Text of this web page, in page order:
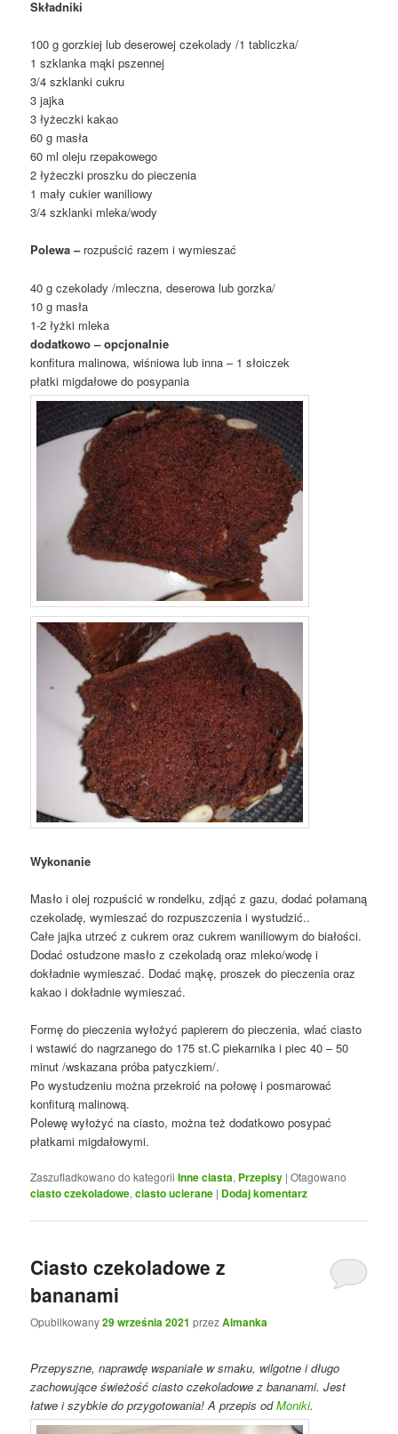
Składniki
100 g gorzkiej lub deserowej czekolady /1 tabliczka/
1 szklanka mąki pszennej
3/4 szklanki cukru
3 jajka
3 łyżeczki kakao
60 g masła
60 ml oleju rzepakowego
2 łyżeczki proszku do pieczenia
1 mały cukier waniliowy
3/4 szklanki mleka/wody
Polewa – rozpuścić razem i wymieszać
40 g czekolady /mleczna, deserowa lub gorzka/
10 g masła
1-2 łyżki mleka
dodatkowo – opcjonalnie
konfitura malinowa, wiśniowa lub inna – 1 słoiczek
płatki migdałowe do posypania
Wykonanie
Masło i olej rozpuścić w rondelku, zdjąć z gazu, dodać połamaną
czekoladę, wymieszać do rozpuszczenia i wystudzić..
Całe jajka utrzeć z cukrem oraz cukrem waniliowym do białości.
Dodać ostudzone masło z czekoladą oraz mleko/wodę i
dokładnie wymieszać. Dodać mąkę, proszek do pieczenia oraz
kakao i dokładnie wymieszać.
Formę do pieczenia wyłożyć papierem do pieczenia, wlać ciasto
i wstawić do nagrzanego do 175 st.C piekarnika i piec 40 – 50
minut /wskazana próba patyczkiem/.
Po wystudzeniu można przekroić na połowę i posmarować
konfiturą malinową.
Polewę wyłożyć na ciasto, można też dodatkowo posypać
płatkami migdałowymi.
Zaszufladkowano do kategorii Inne ciasta, Przepisy |Otagowano
ciasto czekoladowe,ciasto ucierane | Dodaj komentarz
Ciasto czekoladowe z
bananami
Opublikowany29 września 2021 przezAlmanka
Przepyszne, naprawdę wspaniałe w smaku, wilgotne i długo
zachowujące świeżość ciasto czekoladowe z bananami. Jest
łatwe i szybkie do przygotowania! A przepis odMoniki.